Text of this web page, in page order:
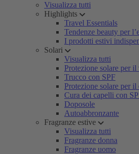
Visualizza tutti
Highlights
Travel Essentials
Tendenze beauty per
I prodotti estivi
Solari
Visualizza tutti
Protezione solare per il
Trucco con SPF
Protezione solare per il
Cura dei capelli con
Doposole
Autoabbronzante
Fragranze estive
Visualizza tutti
Fragranze donna
Fragranze uomo